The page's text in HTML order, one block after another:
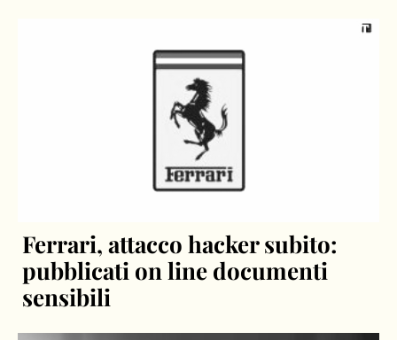
Ferrari, attacco hacker subito:
pubblicati on line documenti
sensibili